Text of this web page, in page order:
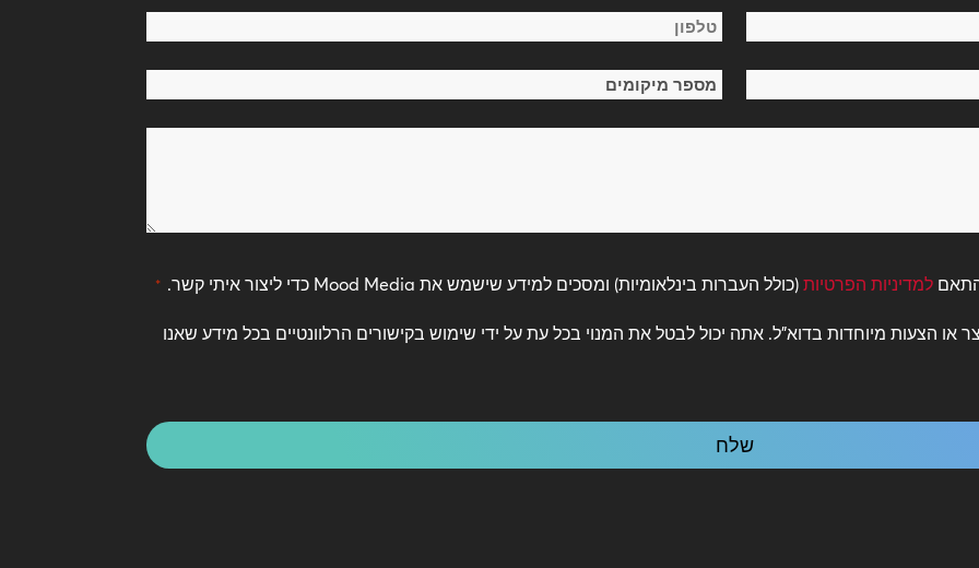
שם
משפחה
טלפון
מספר
למדיניות הפרטיות (כולל העברות בינלאומיות) ומסכים למידע שישמש את Mood Media כדי ליצור איתי קשר. *
או הצעות מיוחדות בדוא"ל. אתה יכול לבטל את המנוי בכל עת על ידי שימוש בקישורים הרלוונטיים בכל מידע שאנו